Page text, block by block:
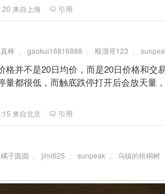
来自上海 引用
棒 gaokui16816888 顺溜哥123
格并不是20日均价，而是20日价格和交
量都很低，而触底跌停打开后会放天量
来自北京 引用
子圆圆 jimi625 sunpeak 乌镇的梧桐树